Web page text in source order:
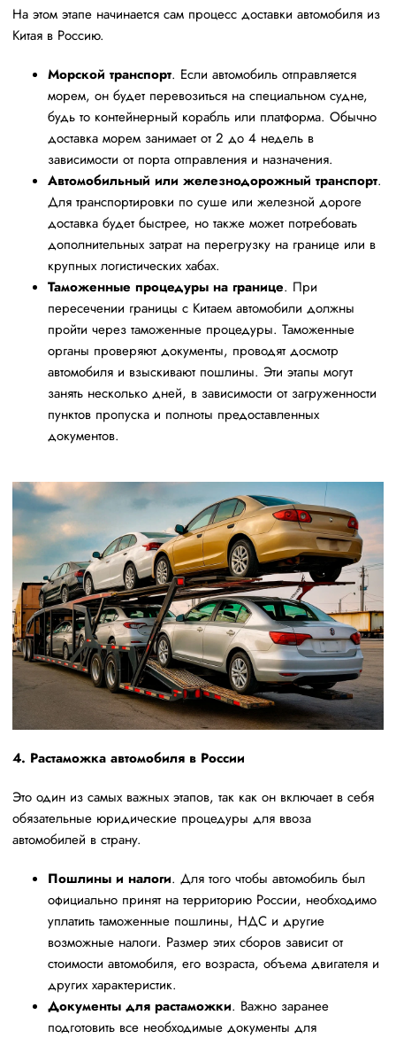
На этом этапе начинается сам процесс доставки автомобиля из
Китая в Россию.
Морской транспорт. Если автомобиль отправляется
морем, он будет перевозиться на специальном судне,
будь то контейнерный корабль или платформа. Обычно
доставка морем занимает от 2 до 4 недель в
зависимости от порта отправления и назначения.
Автомобильный или железнодорожный транспорт.
Для транспортировки по суше или железной дороге
доставка будет быстрее, но также может потребовать
дополнительных затрат на перегрузку на границе или в
крупных логистических хабах.
Таможенные процедуры на границе. При
пересечении границы с Китаем автомобили должны
пройти через таможенные процедуры. Таможенные
органы проверяют документы, проводят досмотр
автомобиля и взыскивают пошлины. Эти этапы могут
занять несколько дней, в зависимости от загруженности
пунктов пропуска и полноты предоставленных
документов.
4. Растаможка автомобиля в России
Это один из самых важных этапов, так как он включает в себя
обязательные юридические процедуры для ввоза
автомобилей в страну.
Пошлины и налоги. Для того чтобы автомобиль был
официально принят на территорию России, необходимо
уплатить таможенные пошлины, НДС и другие
возможные налоги. Размер этих сборов зависит от
стоимости автомобиля, его возраста, объема двигателя и
других характеристик.
Документы для растаможки. Важно заранее
подготовить все необходимые документы для